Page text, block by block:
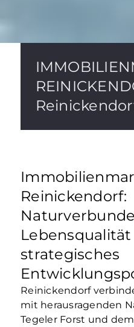
Reinickendorf:
strategisches
Reinickendorf
mit herausragenden
Tegeler Forst und